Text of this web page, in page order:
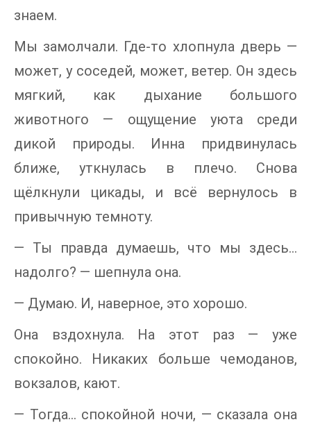
знаем.
Мы замолчали. Где-то хлопнула дверь —
может, у соседей, может, ветер. Он здесь
мягкий, как дыхание большого
животного — ощущение уюта среди
дикой природы. Инна придвинулась
ближе, уткнулась в плечо. Снова
щёлкнули цикады, и всё вернулось в
привычную темноту.
— Ты правда думаешь, что мы здесь…
надолго? — шепнула она.
— Думаю. И, наверное, это хорошо.
Она вздохнула. На этот раз — уже
спокойно. Никаких больше чемоданов,
вокзалов, кают.
— Тогда… спокойной ночи, — сказала она